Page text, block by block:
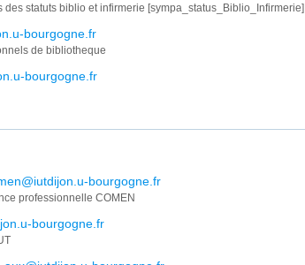
des statuts biblio et infirmerie [sympa_status_Biblio_Infirmerie]
bourgogne.fr
de bibliotheque
bourgogne.fr
bourgogne.fr
professionnelle COMEN
bourgogne.fr